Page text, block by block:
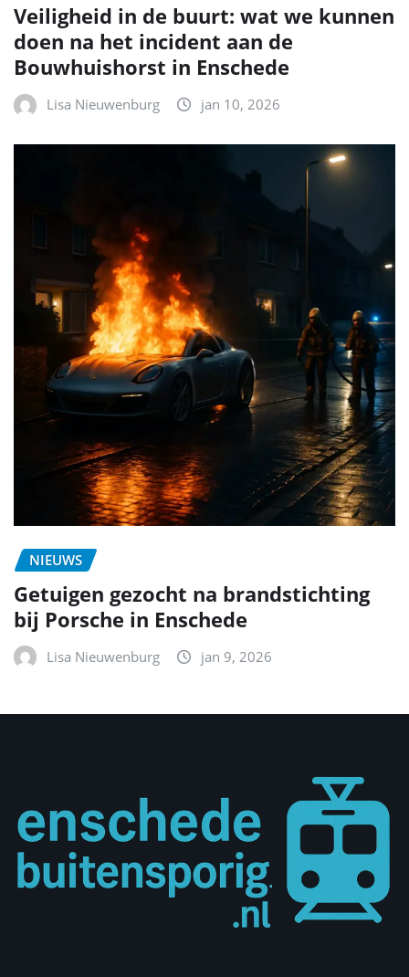
Veiligheid in de buurt: wat we kunnen
doen na het incident aan de
Bouwhuishorst in Enschede
Lisa Nieuwenburg jan 10, 2026
NIEUWS
Getuigen gezocht na brandstichting
bij Porsche in Enschede
Lisa Nieuwenburg jan 9, 2026